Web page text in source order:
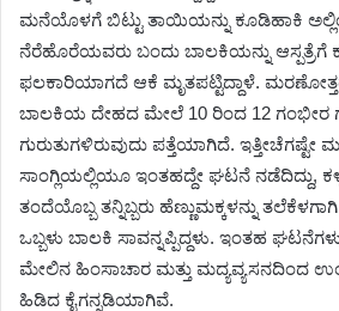
ಮನೆಯೊಳಗೆ ಬಿಟ್ಟು ತಾಯಿಯನ್ನು ಕೂಡಿಹಾಕಿ
ನೆರೆಹೊರೆಯವರು ಬಂದು ಬಾಲಕಿಯನ್ನು ಆಸ್ಪತ್ರೆಗೆ
ಫಲಕಾರಿಯಾಗದೆ ಆಕೆ ಮೃತಪಟ್ಟಿದ್ದಾಳೆ.
ಬಾಲಕಿಯ ದೇಹದ ಮೇಲೆ 10 ರಿಂದ 12
ಗುರುತುಗಳಿರುವುದು ಪತ್ತೆಯಾಗಿದೆ. ಇತ್ತೀಚೆಗಷ್ಟೇ
ಸಾಂಗ್ಲಿಯಲ್ಲಿಯೂ ಇಂತಹದ್ದೇ ಘಟನೆ ನಡೆದಿದ್ದು,
ತಂದೆಯೊಬ್ಬ ತನ್ನಿಬ್ಬರು ಹೆಣ್ಣುಮಕ್ಕಳನ್ನು
ಒಬ್ಬಳು ಬಾಲಕಿ ಸಾವನ್ನಪ್ಪಿದ್ದಳು. ಇಂತಹ
ಮೇಲಿನ ಹಿಂಸಾಚಾರ ಮತ್ತು ಮದ್ಯವ್ಯಸನದಿಂದ
ಹಿಡಿದ ಕೈಗನ್ನಡಿಯಾಗಿವೆ.